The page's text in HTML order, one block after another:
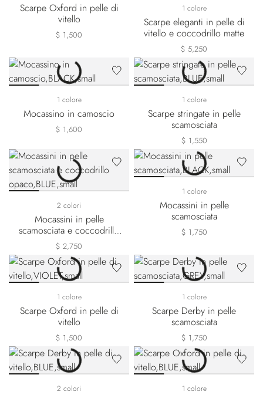
Scarpe Oxford in pelle di
vitello
$ 1,500
1 colore
Scarpe eleganti in pelle di
vitello e coccodrillo matte
$ 5,250
1 colore
Mocassino in camoscio
$ 1,600
1 colore
Scarpe stringate in pelle
scamosciata
$ 1,550
2 colori
Mocassini in pelle
scamosciata e coccodrillo
opaco
$ 2,750
1 colore
Mocassini in pelle
scamosciata
$ 1,750
1 colore
Scarpe Oxford in pelle di
vitello
$ 1,500
1 colore
Scarpe Derby in pelle
scamosciata
$ 1,750
2 colori 1 colore